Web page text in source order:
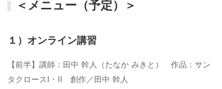
＜メニュー（予定）＞
１）オンライン講習
【前半】講師：田中 幹人（たなか みきと） 作品：サン
タクロースI・II 創作／田中 幹人